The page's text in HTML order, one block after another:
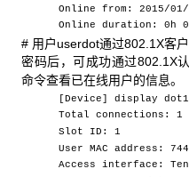
Online from: 2015/
Online duration: 0h
# 用户userdot通过802.1X客
密码后，可成功通过802.1X
命令查看已在线用户的信息。
[Device] display
Total connections: 1
Slot ID: 1
User MAC address:
Access interface: